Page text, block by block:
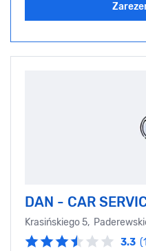
DAN - CAR
Krasińskiego 5,
3.3